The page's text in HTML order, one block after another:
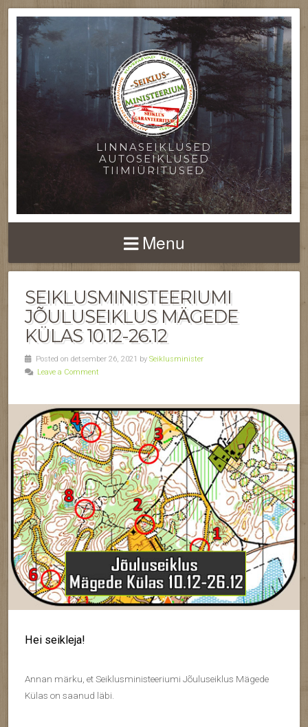
LINNASEIKLUSED
AUTOSEIKLUSED
TIIMIÜRITUSED
Menu
SEIKLUSMINISTEERIUMI
JÕULUSEIKLUS MÄGEDE
KÜLAS 10.12-26.12
Posted on detsember 26, 2021 by Seiklusminister
Leave a Comment
Hei seikleja!
Annan märku, et Seiklusministeeriumi Jõuluseiklus Mägede
Külas on saanud läbi.